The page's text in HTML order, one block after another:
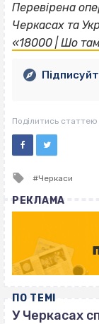
Перевірена
Черкасах та
«18000 | Шо
Поділитись статтею
Tagged
Черкаси
РЕКЛАМА
ПО ТЕМІ
У Черкасах